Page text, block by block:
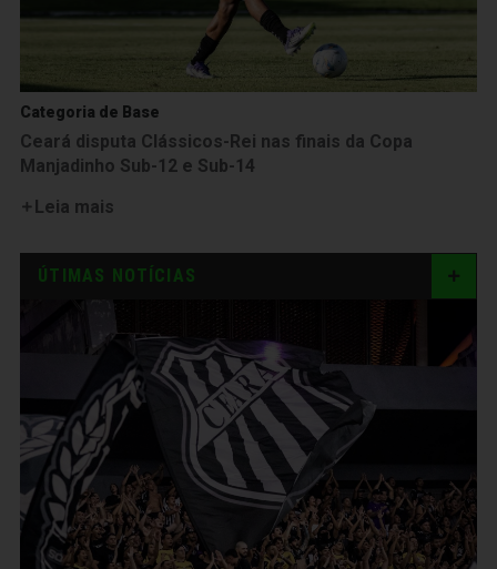
Categoria de Base
Ceará disputa Clássicos-Rei nas finais da Copa
Manjadinho Sub-12 e Sub-14
Leia mais
ÚTIMAS NOTÍCIAS